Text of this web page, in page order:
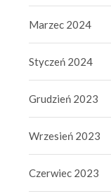
Marzec 2024
Styczeń 2024
Grudzień 2023
Wrzesień 2023
Czerwiec 2023